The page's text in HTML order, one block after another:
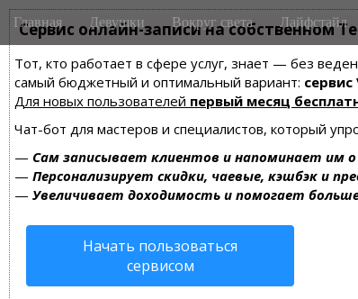
Сервис онлайн-записи на собственном
Тот, кто работает в сфере услуг, знает — без
самый бюджетный и оптимальный вариант:
Для новых пользователей первый месяц
Чат-бот для мастеров и специалистов, который
— Сам записывает клиентов и напоминает им
— Персонализирует скидки, чаевые, кэшбэк и
— Увеличивает доходимость и помогает
Начать пользоваться
сервисом
M
a
n
m
e
n
u
i
Главная Девушки Вокруг света Лайфстайл